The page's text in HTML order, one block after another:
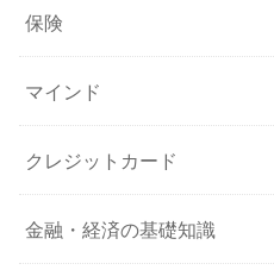
保険
マインド
クレジットカード
金融・経済の基礎知識